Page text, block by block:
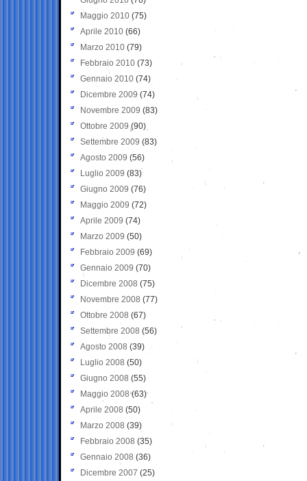
Maggio 2010 (75)
Aprile 2010 (66)
Marzo 2010 (79)
Febbraio 2010 (73)
Gennaio 2010 (74)
Dicembre 2009 (74)
Novembre 2009 (83)
Ottobre 2009 (90)
Settembre 2009 (83)
Agosto 2009 (56)
Luglio 2009 (83)
Giugno 2009 (76)
Maggio 2009 (72)
Aprile 2009 (74)
Marzo 2009 (50)
Febbraio 2009 (69)
Gennaio 2009 (70)
Dicembre 2008 (75)
Novembre 2008 (77)
Ottobre 2008 (67)
Settembre 2008 (56)
Agosto 2008 (39)
Luglio 2008 (50)
Giugno 2008 (55)
Maggio 2008(63)
Aprile 2008 (50)
Marzo 2008 (39)
Febbraio 2008 (35)
Gennaio 2008 (36)
Dicembre 2007 (25)